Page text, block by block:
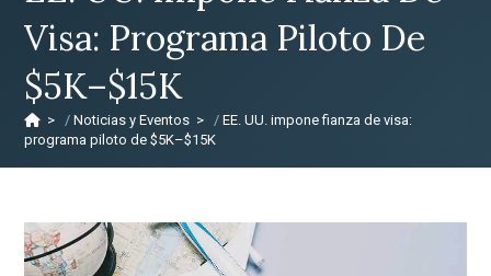
Visa: Programa Piloto De
$5K–$15K
> Noticias y Eventos >
EE. UU. impone fianza de visa:
programa piloto de $5K–$15K